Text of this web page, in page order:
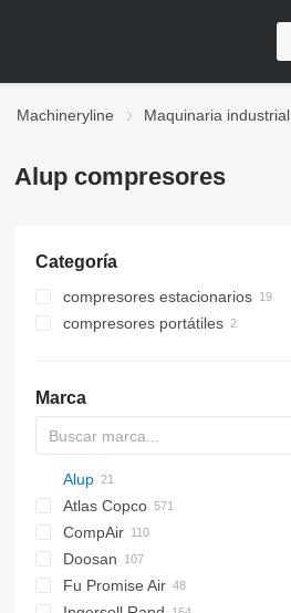
Machineryline Maquinaria industrial
Alup compresores
Categoría
compresores estacionarios
compresores portátiles
Marca
PDS
Alup
Atlas Copco
DrillAir
E-Air
GA
XAS
PDP
PA
C-series
M-series
CPS
CompAir
C-series
DLT
SC
F2L912
Doosan
B-series
Fu Promise Air